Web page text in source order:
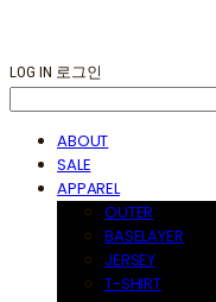
LOG IN 로그인
ABOUT
SALE
APPAREL
OUTER
BASELAYER
JERSEY
T-SHIRT